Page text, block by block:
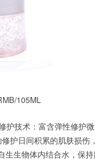
105ML
护技术：富含弹性修护
护日间积累的肌肤损伤
生物体内结合水，保持